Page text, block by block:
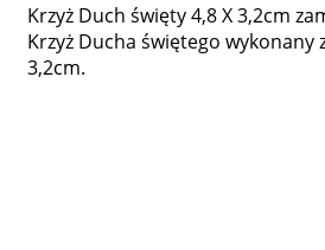
Krzyż Duch święty 4,8 X 3,2cm
Krzyż Ducha świętego wykonany
3,2cm.